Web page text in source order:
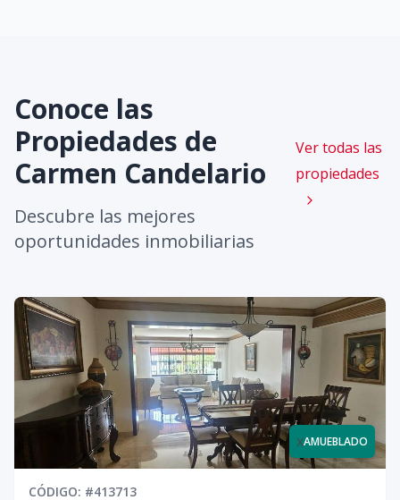
Conoce las
Propiedades de
Carmen Candelario
Descubre las mejores
oportunidades inmobiliarias
Ver todas las
propiedades
xAMUEBLADO
CÓDIGO: #413713